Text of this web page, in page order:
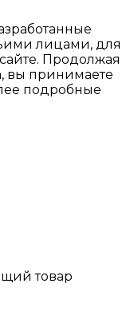
лицами, для
Продолжая
вы принимаете
подробные
товар